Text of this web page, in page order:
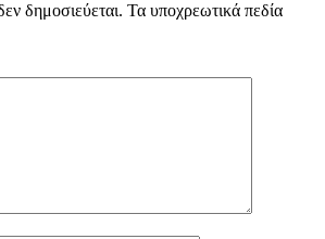
δημοσιεύεται. Τα υποχρεωτικά πεδία